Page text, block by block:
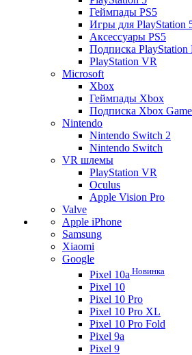
Геймпады PS5
Игры для PlayStation
Аксессуары PS5
Подписка PlayStation
PlayStation VR
Microsoft
Xbox
Геймпады Xbox
Подписка Xbox Game
Nintendo
Nintendo Switch 2
Nintendo Switch
VR шлемы
PlayStation VR
Oculus
Apple Vision Pro
Valve
Apple iPhone
Samsung
Xiaomi
Google
Pixel 10a Новинка
Pixel 10
Pixel 10 Pro
Pixel 10 Pro XL
Pixel 10 Pro Fold
Pixel 9a
Pixel 9